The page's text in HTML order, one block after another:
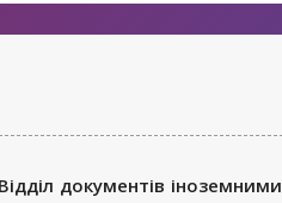
Відділ документів іноземними